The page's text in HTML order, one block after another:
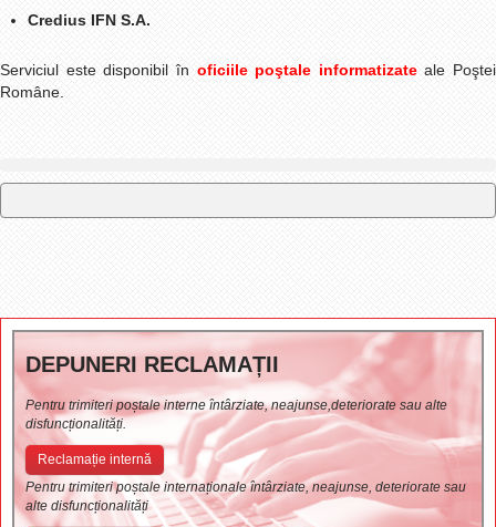
Credius IFN S.A.
Serviciul este disponibil în oficiile poştale informatizateale Poştei
Române.
DEPUNERI RECLAMAȚII
Pentru trimiteri poștale interne întârziate, neajunse,deteriorate sau alte
disfuncționalități.
Reclamație internă
Pentru trimiteri poștale internaționale întârziate, neajunse, deteriorate sau
alte disfuncționalități